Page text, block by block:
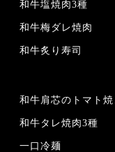
和牛塩焼肉3種
和牛梅ダレ焼肉
和牛炙り寿司
和牛肩芯のトマト焼
和牛タレ焼肉3種
一口冷麺